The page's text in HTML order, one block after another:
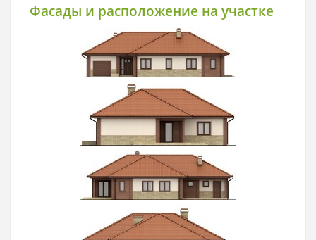
Фасады и расположение на участке